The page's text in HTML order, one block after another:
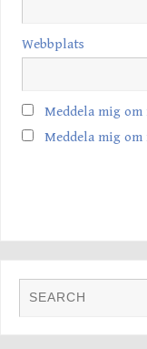
Webbplats
Meddela mig
Meddela mig